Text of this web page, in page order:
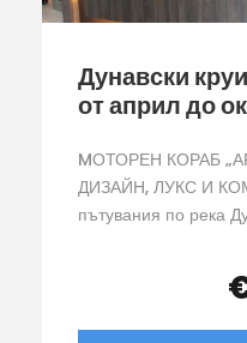
Дунавски
от април до
MОТОРЕН КОРАБ
ДИЗАЙН, ЛУКС И
пътувания по река